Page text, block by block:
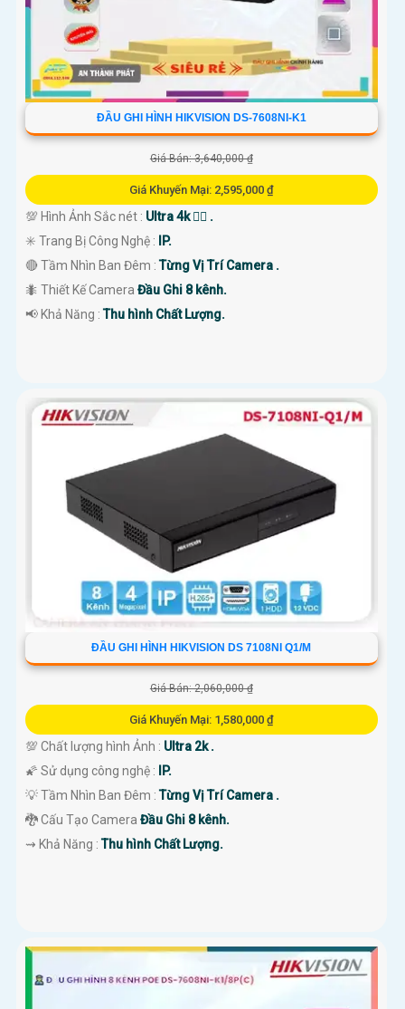
ĐẦU GHI HÌNH HIKVISION DS-7608NI-K1
Giá Bán: 3,640,000 ₫
Giá Khuyến Mại: 2,595,000 ₫
💯 Hình Ảnh Sắc nét : Ultra 4k 👍🏾 .
✳️ Trang Bị Công Nghệ :
IP.
🔴 Tầm Nhìn Ban Đêm :Từng Vị Trí Camera .
🐜 Thiết Kế Camera Đầu Ghi 8 kênh.
️📢 Khả Năng :Thu hình Chất Lượng.
ĐẦU GHI HÌNH HIKVISION DS 7108NI Q1/M
Giá Bán: 2,060,000 ₫
Giá Khuyến Mại: 1,580,000 ₫
💯 Chất lượng hình Ảnh : Ultra 2k .
🌠 Sử dụng công nghệ :
IP.
💡 Tầm Nhìn Ban Đêm :Từng Vị Trí Camera .
🐉️ Cấu Tạo Camera Đầu Ghi 8 kênh.
️⇝ Khả Năng :Thu hình Chất Lượng.